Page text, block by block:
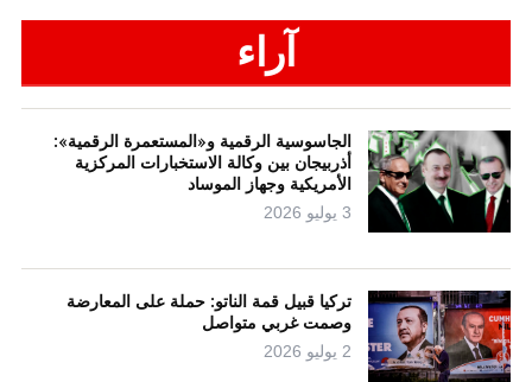
آراء
الجاسوسية الرقمية و«المستعمرة الرقمية»:
أذربيجان بين وكالة الاستخبارات المركزية
الأمريكية وجهاز الموساد
3 يوليو 2026
تركيا قبيل قمة الناتو: حملة على المعارضة
وصمت غربي متواصل
2 يوليو 2026